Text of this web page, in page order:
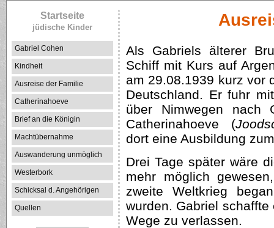
Startseite
jüdische Kinder
Gabriel Cohen
Kindheit
Ausreise der Familie
Catherinahoeve
Brief an die Königin
Machtübernahme
Auswanderung unmöglich
Westerbork
Schicksal d. Angehörigen
Quellen
Als Gabriels älterer
Schiff mit Kurs auf
am 29.08.1939 kurz vor
Deutschland. Er fuhr
über Nimwegen nach
Catherinahoeve (
dort eine Ausbildung
Drei Tage später wäre
mehr möglich
zweite Weltkrieg
wurden. Gabriel
Wege zu verlassen.